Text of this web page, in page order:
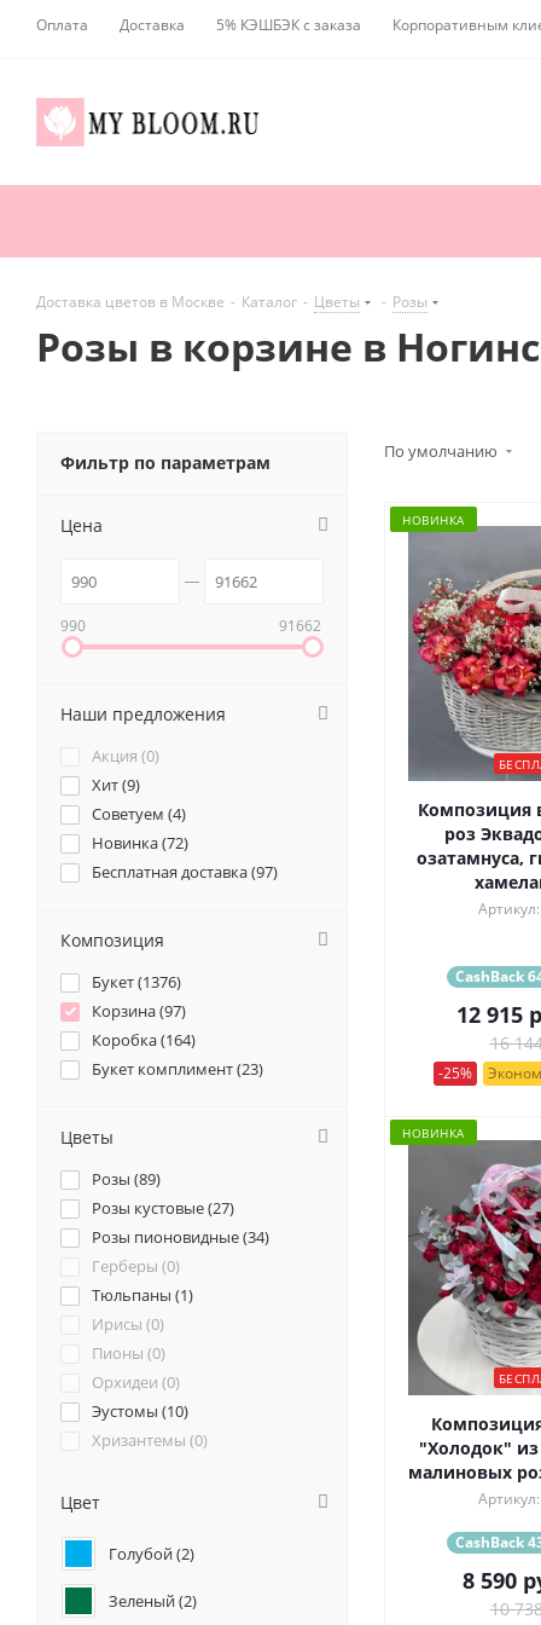
Оплата Доставка 5% КЭШБЭК с заказа Корпоративным
Доставка цветов в Москве - Каталог - Цветы - Розы
Розы в корзине в
По умолчанию
НОВИНКА
Композиция
роз
озатамнуса,
CashBack
12 915
16
-25%
НОВИНКА
"Холодок"
малиновых
CashBack
8 590
10
Фильтр по параметрам
Цена
990 91662
Наши предложения
Акция (0)
Хит (9)
Советуем (4)
Новинка (72)
Бесплатная доставка (97)
Композиция
Букет (1376)
Корзина (97)
Коробка (164)
Букет комплимент (23)
Цветы
Розы (89)
Розы кустовые (27)
Розы пионовидные (34)
Герберы (0)
Тюльпаны (1)
Ирисы (0)
Пионы (0)
Орхидеи (0)
Эустомы (10)
Хризантемы (0)
Ранункулюсы (
Гортензии (2)
Лилии (
Подсолнухи (0
Цвет
Голубой (2)
Зеленый (2)